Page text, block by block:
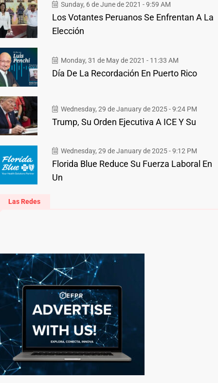
Sunday, 6 de June de 2021 - 9:59 AM
Los Votantes Peruanos Se Enfrentan A La
Elección
Monday, 31 de May de 2021 - 11:33 AM
Día De La Recordación En Puerto Rico
Wednesday, 29 de January de 2025 - 9:24 PM
Trump, Su Orden Ejecutiva A ICE Y Su
Wednesday, 29 de January de 2025 - 9:12 PM
Florida Blue Reduce Su Fuerza Laboral En
Un
Las Redes